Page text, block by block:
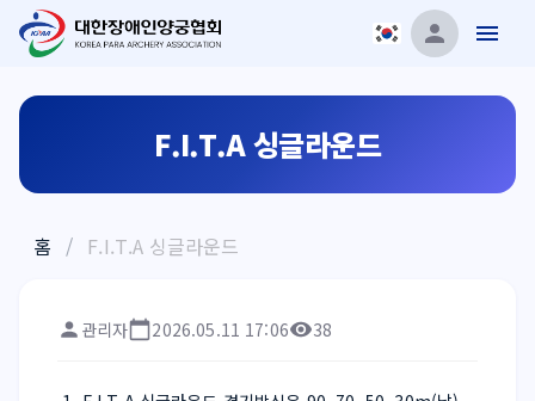
F.I.T.A 싱글라운드
홈 / F.I.T.A 싱글라운드
관리자 2026.05.11 17:06 38